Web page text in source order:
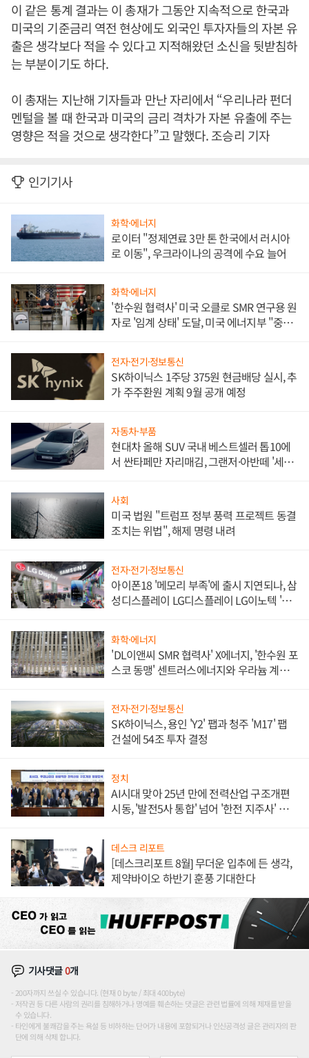
이 같은 통계 결과는 이 총재가 그동안 지속적으로 한국과
미국의 기준금리 역전 현상에도 외국인 투자자들의 자본 유
출은 생각보다 적을 수 있다고 지적해왔던 소신을 뒷받침하
는 부분이기도 하다.
이 총재는 지난해 기자들과 만난 자리에서 “우리나라 펀더
멘털을 볼 때 한국과 미국의 금리 격차가 자본 유출에 주는
영향은 적을 것으로 생각한다”고 말했다. 조승리 기자
인기기사
화학·에너지
로이터 "정제연료 3만 톤 한국에서 러시아
로 이동", 우크라이나의 공격에 수요 늘어
화학·에너지
'한수원 협력사' 미국 오클로 SMR 연구용 원
자로 '임계 상태' 도달, 미국 에너지부 "중요
전자·전기·정보통신
SK하이닉스 1주당 375원 현금배당 실시, 추
가 주주환원 계획 9월 공개 예정
자동차·부품
현대차 올해 SUV 국내 베스트셀러 톱10에
서 싼타페만 자리매김, 그랜저·아반떼 '세단
사회
미국 법원 "트럼프 정부 풍력 프로젝트 동결
조치는 위법", 해제 명령 내려
전자·전기·정보통신
아이폰18 '메모리 부족'에 출시 지연되나, 삼
성디스플레이 LG디스플레이 LG이노텍 '탈
화학·에너지
'DL이앤씨 SMR 협력사' X에너지, '한수원 포
스코 동맹' 센트러스에너지와 우라늄 계약
전자·전기·정보통신
SK하이닉스, 용인 'Y2' 팹과 청주 'M17' 팹
건설에 54조 투자 결정
정치
AI시대 맞아 25년 만에 전력산업 구조개편
시동, '발전5사 통합' 넘어 '한전 지주사' 재편
데스크 리포트
[데스크리포트 8월] 무더운 입추에 든 생각,
제약바이오 하반기 훈풍 기대한다
기사댓글0개
200자까지 쓰실 수 있습니다. (현재 0 byte / 최대 400byte)
저작권 등 다른 사람의 권리를 침해하거나 명예를 훼손하는 댓글은 관련 법률에 의해 제재를 받을
수 있습니다.
타인에게 불쾌감을 주는 욕설 등 비하하는 단어가 내용에 포함되거나 인신공격성 글은 관리자의 판
단에 의해 삭제 합니다.